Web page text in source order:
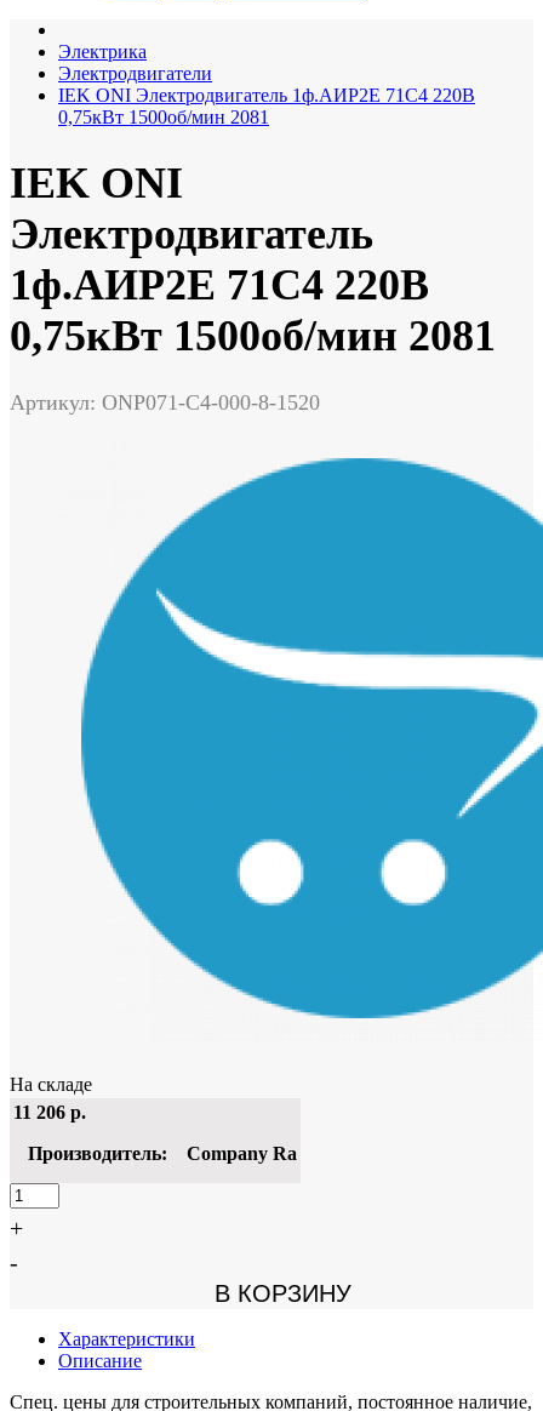
Электрика
Электродвигатели
IEK ONI Электродвигатель 1ф.АИР2Е 71C4 220В
0,75кВт 1500об/мин 2081
IEK ONI
Электродвигатель
1ф.АИР2Е 71C4 220В
0,75кВт 1500об/мин 2081
Артикул: ONP071-C4-000-8-1520
На складе
11 206 р.
Производитель:
Company Ra
+
-
В КОРЗИНУ
Характеристики
Описание
Спец. цены для строительных компаний, постоянное наличие,